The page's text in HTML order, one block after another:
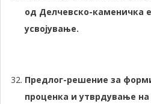
од Делчевско-каменичка
усвојување.
Предлог-решение за
проценка и утврдување